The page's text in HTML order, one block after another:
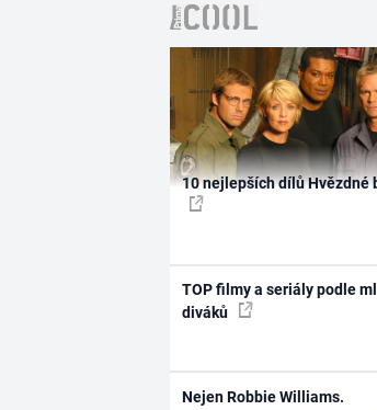
10 nejlepších dílů Hvězdné
TOP filmy a seriály podle
diváků
Nejen Robbie Williams.